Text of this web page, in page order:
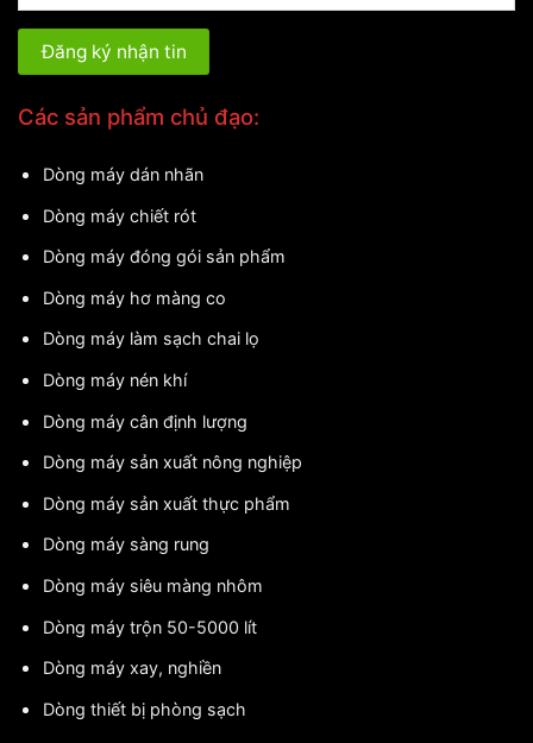
Các sản phẩm chủ đạo:
Dòng máy dán nhãn
Dòng máy chiết rót
Dòng máy đóng gói sản phẩm
Dòng máy hơ màng co
Dòng máy làm sạch chai lọ
Dòng máy nén khí
Dòng máy cân định lượng
Dòng máy sản xuất nông nghiệp
Dòng máy sản xuất thực phẩm
Dòng máy sàng rung
Dòng máy siêu màng nhôm
Dòng máy trộn 50-5000 lít
Dòng máy xay, nghiền
Dòng thiết bị phòng sạch